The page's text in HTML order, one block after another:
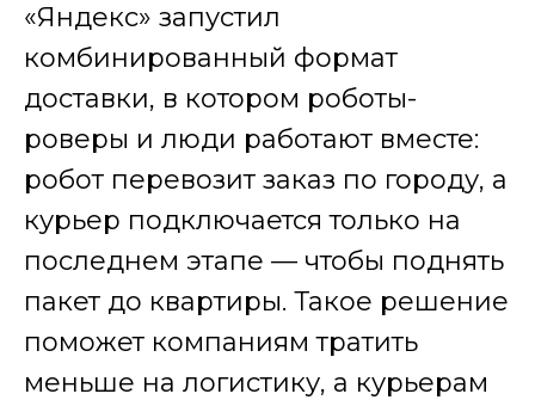
«Яндекс» запустил
комбинированный формат
доставки, в котором роботы-
роверы и люди работают вместе:
робот перевозит заказ по городу, а
курьер подключается только на
последнем этапе — чтобы поднять
пакет до квартиры. Такое решение
поможет компаниям тратить
меньше на логистику, а курьерам